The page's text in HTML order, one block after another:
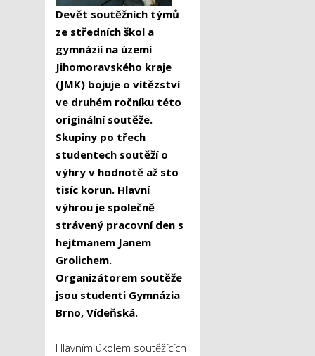
Devět soutěžních týmů
ze středních škol a
gymnázií na území
Jihomoravského kraje
(JMK) bojuje o vítězství
ve druhém ročníku této
originální soutěže.
Skupiny po třech
studentech soutěží o
výhry v hodnotě až sto
tisíc korun. Hlavní
výhrou je společně
strávený pracovní den s
hejtmanem Janem
Grolichem.
Organizátorem soutěže
jsou studenti Gymnázia
Brno, Vídeňská.
Hlavním úkolem soutěžících